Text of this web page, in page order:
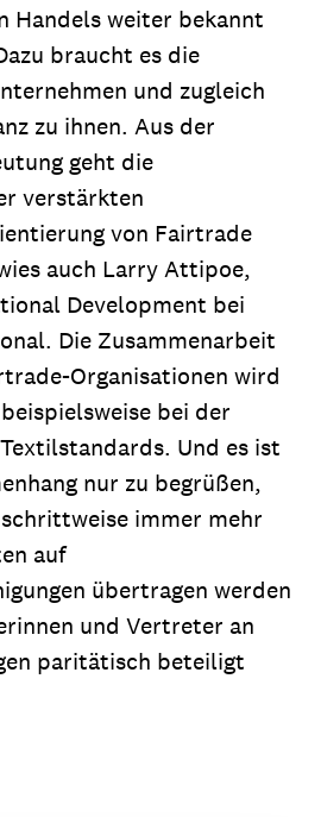
Handels weiter bekannt
braucht es die
und zugleich
zu ihnen. Aus der
geht die
verstärkten
von Fairtrade
auch Larry Attipoe,
Development bei
Die Zusammenarbeit
Organisationen wird
bei der
Und es ist
nur zu begrüßen,
immer mehr
auf
übertragen werden
und Vertreter an
paritätisch beteiligt